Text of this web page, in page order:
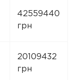
42559440
грн
20109432
грн